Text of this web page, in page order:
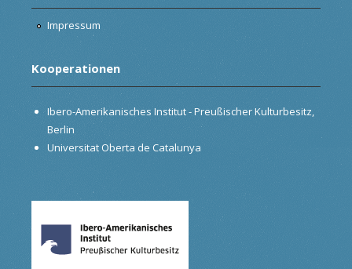
Impressum
Kooperationen
Ibero-Amerikanisches Institut - Preußischer Kulturbesitz,
Berlin
Universitat Oberta de Catalunya